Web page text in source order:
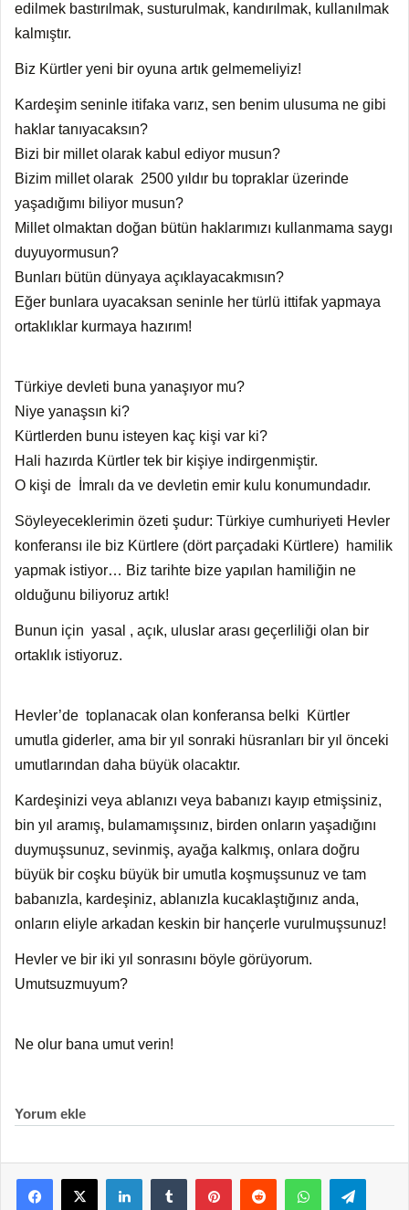
edilmek bastırılmak, susturulmak, kandırılmak, kullanılmak
kalmıştır.
Biz Kürtler yeni bir oyuna artık gelmemeliyiz!
Kardeşim seninle itifaka varız, sen benim ulusuma ne gibi
haklar tanıyacaksın?
Bizi bir millet olarak kabul ediyor musun?
Bizim millet olarak 2500 yıldır bu topraklar üzerinde
yaşadığımı biliyor musun?
Millet olmaktan doğan bütün haklarımızı kullanmama saygı
duyuyormusun?
Bunları bütün dünyaya açıklayacakmısın?
Eğer bunlara uyacaksan seninle her türlü ittifak yapmaya
ortaklıklar kurmaya hazırım!
Türkiye devleti buna yanaşıyor mu?
Niye yanaşsın ki?
Kürtlerden bunu isteyen kaç kişi var ki?
Hali hazırda Kürtler tek bir kişiye indirgenmiştir.
O kişi de İmralı da ve devletin emir kulu konumundadır.
Söyleyeceklerimin özeti şudur: Türkiye cumhuriyeti Hevler
konferansı ile biz Kürtlere (dört parçadaki Kürtlere) hamilik
yapmak istiyor… Biz tarihte bize yapılan hamiliğin ne
olduğunu biliyoruz artık!
Bunun için yasal , açık, uluslar arası geçerliliği olan bir
ortaklık istiyoruz.
Hevler’de toplanacak olan konferansa belki Kürtler
umutla giderler, ama bir yıl sonraki hüsranları bir yıl önceki
umutlarından daha büyük olacaktır.
Kardeşinizi veya ablanızı veya babanızı kayıp etmişsiniz,
bin yıl aramış, bulamamışsınız, birden onların yaşadığını
duymuşsunuz, sevinmiş, ayağa kalkmış, onlara doğru
büyük bir coşku büyük bir umutla koşmuşsunuz ve tam
babanızla, kardeşiniz, ablanızla kucaklaştığınız anda,
onların eliyle arkadan keskin bir hançerle vurulmuşsunuz!
Hevler ve bir iki yıl sonrasını böyle görüyorum.
Umutsuzmuyum?
Ne olur bana umut verin!
Yorum ekle
WhatsApp